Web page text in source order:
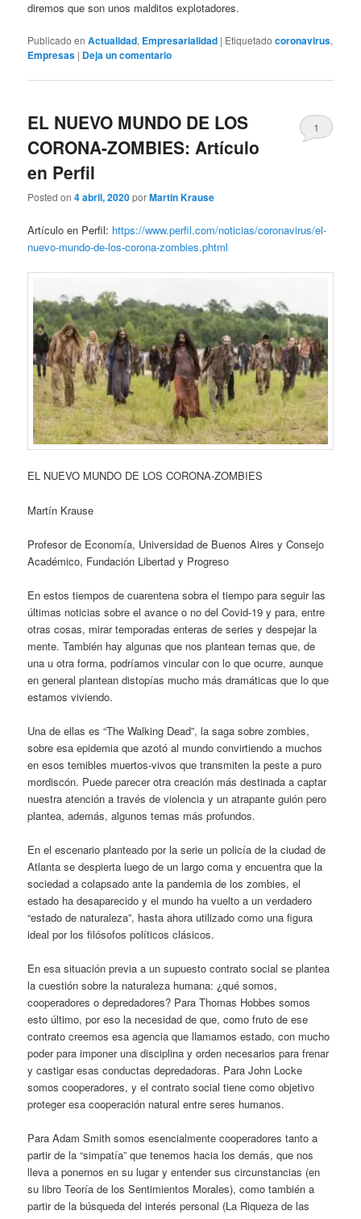
diremos que son unos malditos explotadores.
Publicado en Actualidad, Empresarialidad | Etiquetado coronavirus,
Empresas | Deja un comentario
EL NUEVO MUNDO DE LOS
CORONA-ZOMBIES: Artículo
en Perfil
Posted on4 abril, 2020porMartin Krause
1
Artículo en Perfil: https://www.perfil.com/noticias/coronavirus/el-
nuevo-mundo-de-los-corona-zombies.phtml
EL NUEVO MUNDO DE LOS CORONA-ZOMBIES
Martín Krause
Profesor de Economía, Universidad de Buenos Aires y Consejo
Académico, Fundación Libertad y Progreso
En estos tiempos de cuarentena sobra el tiempo para seguir las
últimas noticias sobre el avance o no del Covid-19 y para, entre
otras cosas, mirar temporadas enteras de series y despejar la
mente. También hay algunas que nos plantean temas que, de
una u otra forma, podríamos vincular con lo que ocurre, aunque
en general plantean distopías mucho más dramáticas que lo que
estamos viviendo.
Una de ellas es “The Walking Dead”, la saga sobre zombies,
sobre esa epidemia que azotó al mundo convirtiendo a muchos
en esos temibles muertos-vivos que transmiten la peste a puro
mordiscón. Puede parecer otra creación más destinada a captar
nuestra atención a través de violencia y un atrapante guión pero
plantea, además, algunos temas más profundos.
En el escenario planteado por la serie un policía de la ciudad de
Atlanta se despierta luego de un largo coma y encuentra que la
sociedad a colapsado ante la pandemia de los zombies, el
estado ha desaparecido y el mundo ha vuelto a un verdadero
“estado de naturaleza”, hasta ahora utilizado como una figura
ideal por los filósofos políticos clásicos.
En esa situación previa a un supuesto contrato social se plantea
la cuestión sobre la naturaleza humana: ¿qué somos,
cooperadores o depredadores? Para Thomas Hobbes somos
esto último, por eso la necesidad de que, como fruto de ese
contrato creemos esa agencia que llamamos estado, con mucho
poder para imponer una disciplina y orden necesarios para frenar
y castigar esas conductas depredadoras. Para John Locke
somos cooperadores, y el contrato social tiene como objetivo
proteger esa cooperación natural entre seres humanos.
Para Adam Smith somos esencialmente cooperadores tanto a
partir de la “simpatía” que tenemos hacia los demás, que nos
lleva a ponernos en su lugar y entender sus circunstancias (en
su libro Teoría de los Sentimientos Morales), como también a
partir de la búsqueda del interés personal (La Riqueza de las